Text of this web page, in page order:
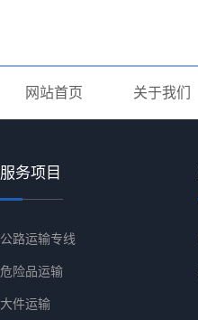
网站首页 关于我们
服务项目
公路运输专线
危险品运输
大件运输